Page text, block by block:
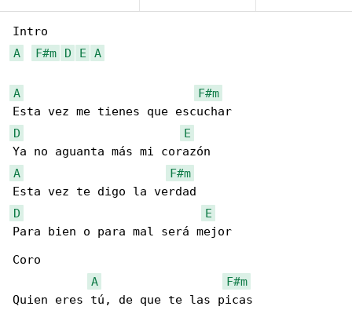
A
F#m D E A
A
F#m
D
E
A
F#m
D
E
Para bien o para mal será mejor
Coro
A
F#m
Quien eres tú, de que te las picas